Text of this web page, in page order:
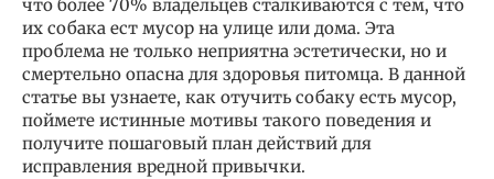
что более 70% владельцев сталкиваются с тем, что
их собака ест мусор на улице или дома. Эта
проблема не только неприятна эстетически, но и
смертельно опасна для здоровья питомца. В данной
статье вы узнаете, как отучить собаку есть мусор,
поймете истинные мотивы такого поведения и
получите пошаговый план действий для
исправления вредной привычки.